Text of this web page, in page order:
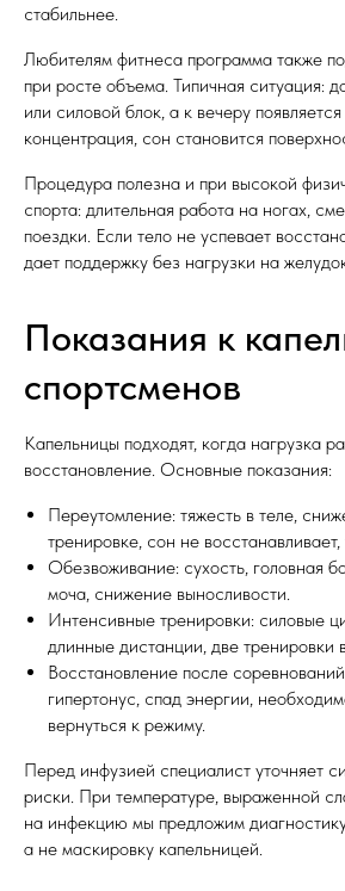
стабильнее.
Любителям фитнеса программа также
при росте объема. Типичная ситуация:
или силовой блок, а к вечеру
концентрация, сон становится
Процедура полезна и при высокой
спорта: длительная работа на ногах,
поездки. Если тело не успевает
дает поддержку без нагрузки на
Показания к
спортсменов
Капельницы подходят, когда нагрузка
восстановление. Основные показания:
Переутомление: тяжесть в теле,
тренировке, сон не восстанавливает,
Обезвоживание: сухость, головная
моча, снижение выносливости.
Интенсивные тренировки: силовые
длинные дистанции, две тренировки
Восстановление после
гипертонус, спад энергии,
вернуться к режиму.
Перед инфузией специалист уточняет
риски. При температуре, выраженной
на инфекцию мы предложим
а не маскировку капельницей.